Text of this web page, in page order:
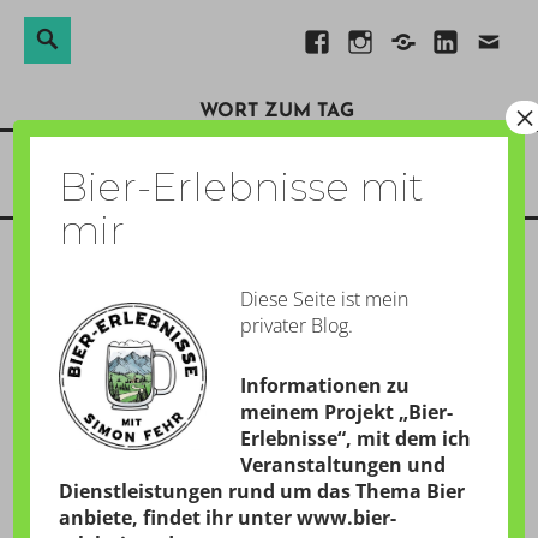
Direkt
Inhalt
FacebookInstagram
Xing Linkedin
E-
Suche
WORT ZUM TAG
Menü
TSCHÜSSIKOWSKI
GESCHRIEBEN AM:24. FEBRUAR 2012
vonSimon
22:27 Uhr  Wer seinen Lebensmittelpunkt öfter
verlegt, muss sich auch öfter verabschieden. Das ist
Bier-Erlebnisse mit
mir
Diese Seite ist mein
privater Blog.
Informationen zu
meinem Projekt „Bier-
Erlebnisse“, mit dem ich
Veranstaltungen und
Dienstleistungen rund um das Thema Bier
anbiete, findet ihr unterwww.bier-
×